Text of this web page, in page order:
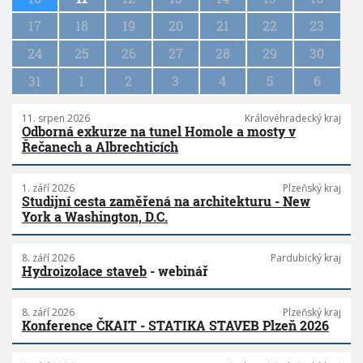
k
e
k
o
d
i
f
i
k
a
i
v
e
ř
e
j
n
h
o
s
t
i
o
17
18 19 20 21 22
23
24
25 26 27 28 29
30
31
1 2 3 4 5 6
11. srpen 2026 Královéhradecký kraj
Odborná exkurze na tunel Homole a mosty v
Řečanech a Albrechticích
1. září 2026 Plzeňský kraj
Studijní cesta zaměřená na architekturu - New
York a Washington, D.C.
8. září 2026 Pardubický kraj
Hydroizolace staveb - webinář
8. září 2026 Plzeňský kraj
Konference ČKAIT - STATIKA STAVEB Plzeň 2026